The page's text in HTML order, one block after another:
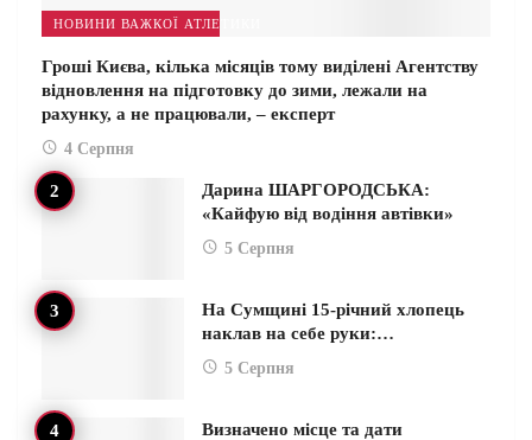
НОВИНИ ВАЖКОЇ АТЛЕТИКИ
Гроші Києва, кілька місяців тому виділені Агентству
відновлення на підготовку до зими, лежали на
рахунку, а не працювали, – експерт
4 Серпня
Дарина ШАРГОРОДСЬКА:
«Кайфую від водіння автівки»
5 Серпня
На Сумщині 15-річний хлопець
наклав на себе руки:…
5 Серпня
Визначено місце та дати